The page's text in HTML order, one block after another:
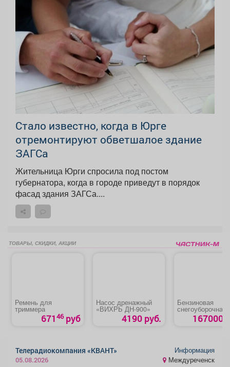
Стало известно, когда в Юрге
отремонтируют обветшалое здание
ЗАГСа
Жительница Юрги спросила под постом
губернатора, когда в городе приведут в порядок
фасад здания ЗАГСа....
ТОВАРЫ, СКИДКИ, АКЦИИ
Ремень для
триммера
67146руб
Насос дренажный
«ВИХРЬ ДН-900»
4190 руб.
Бензиновая
снегоуборочная
машина «Denzel
711DT PRO»
167000
Телерадиокомпания «КВАНТ»
05.08.2026
Информация
Междуреченск